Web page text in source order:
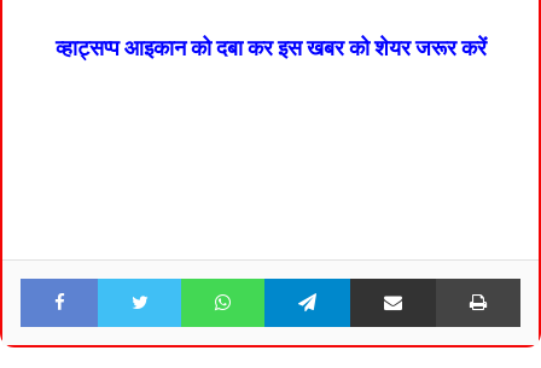
व्हाट्सप्प आइकान को दबा कर इस खबर को शेयर जरूर करें
Facebook Twitter WhatsApp Telegram Share via Email